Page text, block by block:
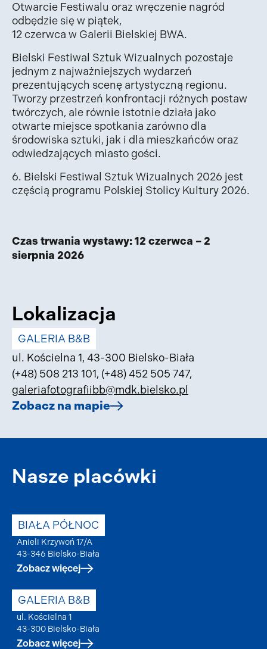
Otwarcie Festiwalu oraz wręczenie nagród
odbędzie się w piątek,
12 czerwca w Galerii Bielskiej BWA.
Bielski Festiwal Sztuk Wizualnych pozostaje
jednym z najważniejszych wydarzeń
prezentujących scenę artystyczną regionu.
Tworzy przestrzeń konfrontacji różnych postaw
twórczych, ale równie istotnie działa jako
otwarte miejsce spotkania zarówno dla
środowiska sztuki, jak i dla mieszkańców oraz
odwiedzających miasto gości.
6. Bielski Festiwal Sztuk Wizualnych 2026 jest
częścią programu Polskiej Stolicy Kultury 2026.
Czas trwania wystawy: 12 czerwca – 2
sierpnia 2026
Lokalizacja
GALERIA B&B
ul. Kościelna 1, 43-300 Bielsko-Biała
(+48) 508 213 101, (+48) 452 505 747,
galeriafotografiibb@mdk.bielsko.pl
Zobacz na mapie
Nasze placówki
BIAŁA PÓŁNOC
Anieli Krzywoń 17/A
43-346 Bielsko-Biała
Zobacz więcej
GALERIA B&B
ul. Kościelna 1
43-300 Bielsko-Biała
Zobacz więcej